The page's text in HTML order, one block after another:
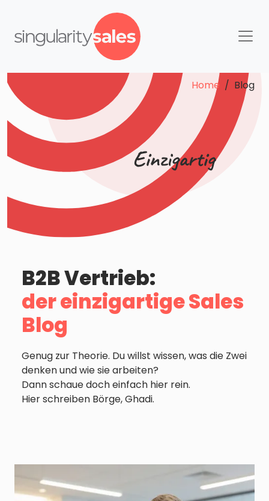
Home / Blog
Einzigartig
B2B Vertrieb:
der einzigartige Sales
Blog
Genug zur Theorie. Du willst wissen, was die Zwei
denken und wie sie arbeiten?
Dann schaue doch einfach hier rein.
Hier schreiben Börge, Ghadi.